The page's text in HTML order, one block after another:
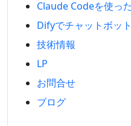
Claude Codeを使っ
Difyでチャットボッ
技術情報
LP
お問合せ
ブログ